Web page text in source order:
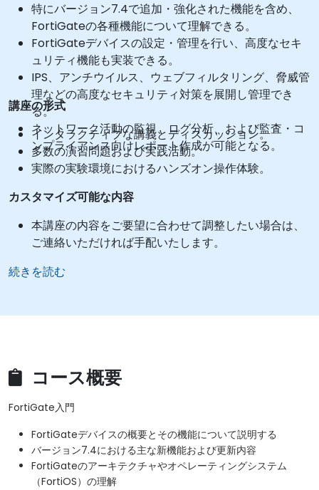
特にバージョン7.4で追加・強化された機能を含め、
FortiGateの各種機能について理解できる。
FortiGateデバイスの設定・管理を行い、高度なセキ
ュリティ機能も実装できる。
IPS、アンチウイルス、ウェブフィルタリング、脅威管
理などの高度なセキュリティ対策を展開し管理でき
る。
ネットワーク活動の監視、ログ分析、および監査・コ
ンプライアンス向けレポート作成が可能となる。
講座の形式
インタラクティブな講義とディスカッション。
多数の演習問題および実践活動。
実際の実験環境におけるハンズオン操作体験。
カスタマイズ可能な内容
本講座の内容をご要望に合わせて調整したい場合は、
ご連絡いただければ手配いたします。
続きを読む
コース概要
FortiGate入門
FortiGateデバイスの概要とその機能について説明する
バージョン7.4における主な新機能および更新内容
FortiGateのアーキテクチャやオペレーティングシステム
（FortiOS）の理解